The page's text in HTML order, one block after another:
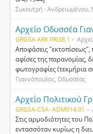
Συκουτρή - Ανδρειωμένου,
Αρχείο Οδυσσέα
GRGSA-ARK PRI38.1
Αποφάσεις "εκτοπίσεως",
αφίσες της παρανομίας,
φωτογραφίες (τεκμήρια
Γιαννόπουλος, Οδυσσέας
Αρχείο Πολιτικού
GRGSA-CSA- ADM014.01
Στις αρμοδιότητες του
εντασσόταν κυρίως η